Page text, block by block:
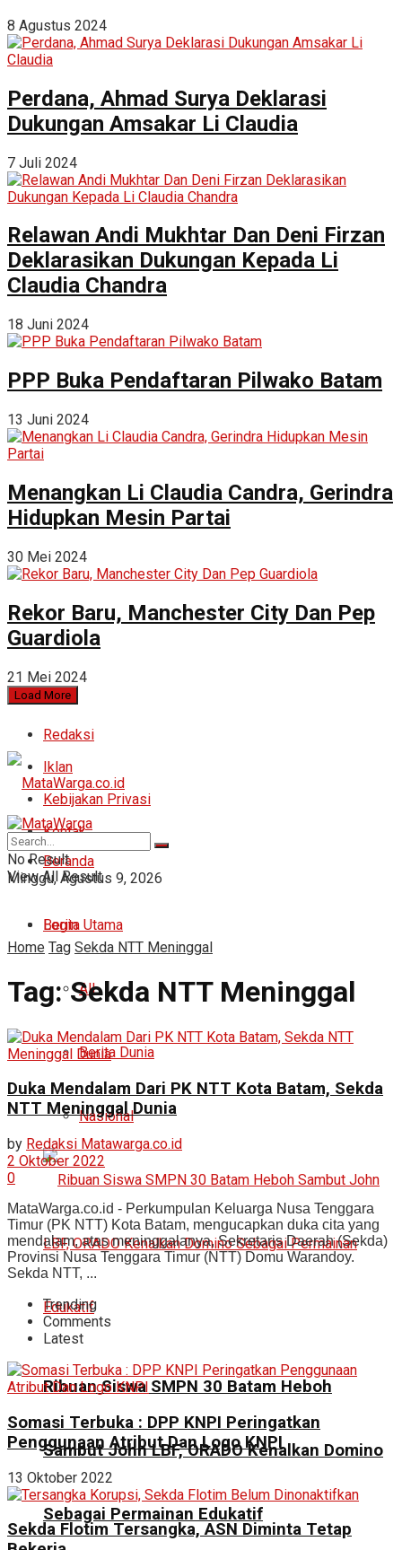
8 Agustus 2024
Perdana, Ahmad Surya Deklarasi
Dukungan Amsakar Li Claudia
7 Juli 2024
Relawan Andi Mukhtar Dan Deni Firzan
Deklarasikan Dukungan Kepada Li
Claudia Chandra
18 Juni 2024
PPP Buka Pendaftaran Pilwako Batam
13 Juni 2024
Menangkan Li Claudia Candra, Gerindra
Hidupkan Mesin Partai
30 Mei 2024
Rekor Baru, Manchester City Dan Pep
Guardiola
21 Mei 2024
Load More
Redaksi
Iklan
Kebijakan Privasi
Kontak
Minggu, Agustus 9, 2026
Login
Beranda
Berita Utama
All
Berita Dunia
Nasional
Ribuan Siswa SMPN 30 Batam Heboh
Sambut John LBF, ORADO Kenalkan Domino
Sebagai Permainan Edukatif
No Result
View All Result
Home Tag Sekda NTT Meninggal
Tag:Sekda NTT Meninggal
Duka Mendalam Dari PK NTT Kota Batam, Sekda
NTT Meninggal Dunia
by Redaksi Matawarga.co.id
2 Oktober 2022
0
MataWarga.co.id - Perkumpulan Keluarga Nusa Tenggara
Timur (PK NTT) Kota Batam, mengucapkan duka cita yang
mendalam, atas meninggalanya, Sekretaris Daerah (Sekda)
Provinsi Nusa Tenggara Timur (NTT) Domu Warandoy.
Sekda NTT, ...
Trending
Comments
Latest
Somasi Terbuka : DPP KNPI Peringatkan
Penggunaan Atribut Dan Logo KNPI
13 Oktober 2022
Sekda Flotim Tersangka, ASN Diminta Tetap